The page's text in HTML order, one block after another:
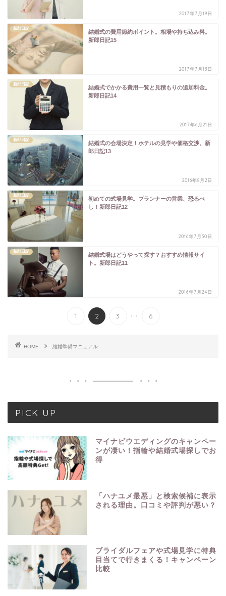
2017年7月19日
新郎日記
結婚式の費用節約ポイント。相場や持ち込み料。
新郎日記15
2017年7月13日
新郎日記
結婚式でかかる費用一覧と見積もりの追加料金。
新郎日記14
2017年6月21日
新郎日記
結婚式の会場決定！ホテルの見学や価格交渉。新
郎日記13
2016年8月2日
新郎日記
初めての式場見学。プランナーの営業、恐るべ
し！新郎日記12
2016年7月30日
新郎日記
結婚式場はどうやって探す？おすすめ情報サイ
ト。新郎日記11
2016年7月24日
1 2 3 ... 6
HOME 結婚準備マニュアル
PICK UP
マイナビウエディングのキャンペー
ンが凄い！指輪や結婚式場探しでお
得
「ハナユメ最悪」と検索候補に表示
される理由。口コミや評判が悪い？
ブライダルフェアや式場見学に特典
目当てで行きまくる！キャンペーン
比較